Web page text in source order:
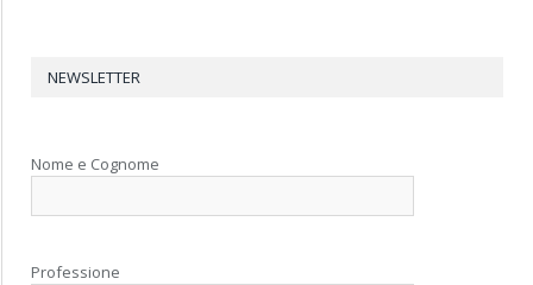
NEWSLETTER
Nome e Cognome
Professione